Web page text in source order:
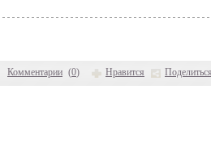
Комментарии (0) Нравится Поделиться